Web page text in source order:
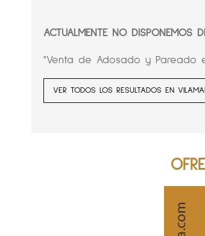
ACTUALMENTE NO DISPONEMOS
"Venta de Adosado y Pareado
VER TODOS LOS RESULTADOS EN